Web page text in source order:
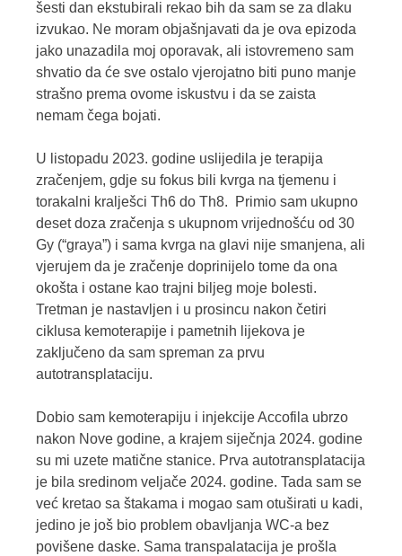
šesti dan ekstubirali rekao bih da sam se za dlaku
izvukao. Ne moram objašnjavati da je ova epizoda
jako unazadila moj oporavak, ali istovremeno sam
shvatio da će sve ostalo vjerojatno biti puno manje
strašno prema ovome iskustvu i da se zaista
nemam čega bojati.
U listopadu 2023. godine uslijedila je terapija
zračenjem, gdje su fokus bili kvrga na tjemenu i
torakalni kralješci Th6 do Th8. Primio sam ukupno
deset doza zračenja s ukupnom vrijednošću od 30
Gy (“graya”) i sama kvrga na glavi nije smanjena, ali
vjerujem da je zračenje doprinijelo tome da ona
okošta i ostane kao trajni biljeg moje bolesti.
Tretman je nastavljen i u prosincu nakon četiri
ciklusa kemoterapije i pametnih lijekova je
zaključeno da sam spreman za prvu
autotransplataciju.
Dobio sam kemoterapiju i injekcije Accofila ubrzo
nakon Nove godine, a krajem siječnja 2024. godine
su mi uzete matične stanice. Prva autotransplatacija
je bila sredinom veljače 2024. godine. Tada sam se
već kretao sa štakama i mogao sam otuširati u kadi,
jedino je još bio problem obavljanja WC-a bez
povišene daske. Sama transpalatacija je prošla